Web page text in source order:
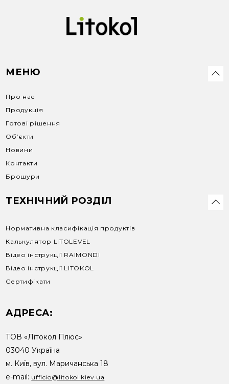
МЕНЮ
Про нас
Продукція
Готові рішення
Об’єкти
Новини
Контакти
Брошури
ТЕХНІЧНИЙ РОЗДІЛ
Нормативна класифікація продуктів
Калькулятор LITOLEVEL
Відео інструкції RAIMONDI
Відео інструкції LITOKOL
Сертифікати
АДРЕСА:
ТОВ «Літокол Плюс»
03040 Україна
м. Київ, вул. Маричанська 18
e-mail: ufficio@litokol.kiev.ua